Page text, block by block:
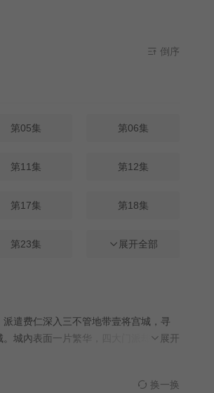
倒序
第05集 第06集
第11集 第12集
第17集 第18集
第23集 第24集
展开全部
遣费仁深入三不管地带壹将宫城，寻
城內表面一片繁华，四大门派却暗里展开
换一换